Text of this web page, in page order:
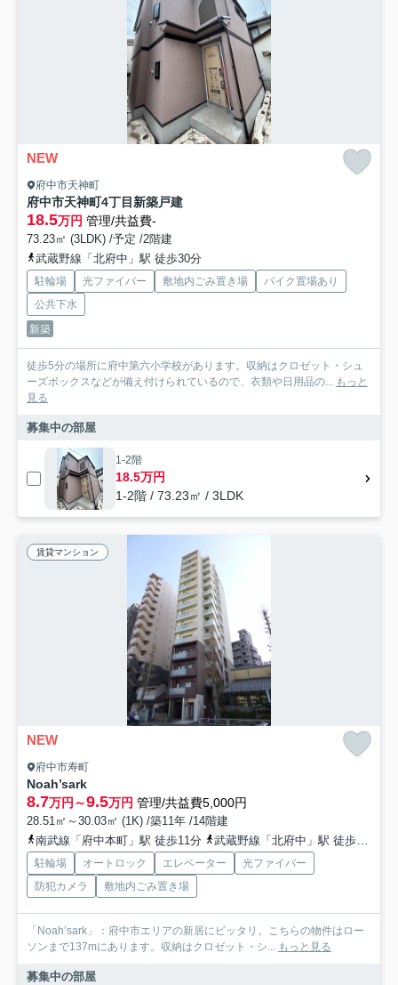
NEW
府中市天神町
府中市天神町4丁目新築戸建
18.5万円 管理/共益費-
73.23㎡ (3LDK) /予定 /2階建
武蔵野線「北府中」駅 徒歩30分
駐輪場 光ファイバー 敷地内ごみ置き場
バイク置場あり
公共下水
新築
徒歩5分の場所に府中第六小学校があります。収納はクロゼット・シュ
ーズボックスなどが備え付けられているので、衣類や日用品の... もっと
見る
募集中の部屋
1-2階
18.5万円
1-2階 / 73.23㎡ / 3LDK
賃貸マンション
NEW
府中市寿町
Noah’sark
8.7万円～9.5万円 管理/共益費5,000円
28.51㎡～30.03㎡ (1K) /築11年 /14階建
南武線「府中本町」駅 徒歩11分
武蔵野線「北府中」駅 徒歩14分
駐輪場 オートロック エレベーター
光ファイバー
防犯カメラ
敷地内ごみ置き場
「Noah’sark」：府中市エリアの新居にピッタリ。こちらの物件はロー
ソンまで137mにあります。収納はクロゼット・シ... もっと見る
募集中の部屋